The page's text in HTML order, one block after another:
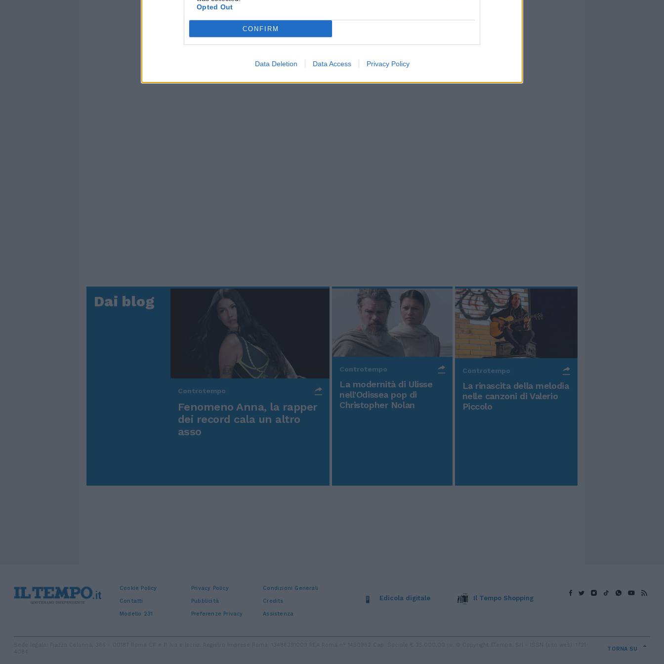
Opted Out
CONFIRM
Data Deletion Data Access Privacy Policy
Dai blog
Controtempo
Fenomeno Anna, la rapper
dei record cala un altro
asso
Controtempo
La modernità di Ulisse
nell'Odissea pop di
Christopher Nolan
Controtempo
La rinascita della melodia
nelle canzoni di Valerio
Piccolo
Cookie Policy Privacy Policy
Condizioni Generali
Contatti
Pubblicità
Credits
Modello 231
Preferenze Privacy Assistenza
Edicola digitale Il Tempo Shopping
TORNA SU